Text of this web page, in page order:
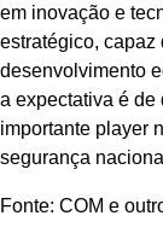
em inovação e
estratégico, capaz
desenvolvimento
a expectativa é de
importante player
segurança
Fonte: COM e